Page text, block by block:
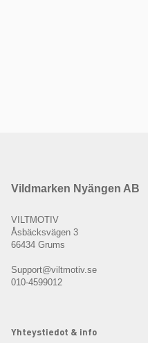
Vildmarken Nyängen AB
VILTMOTIV
Åsbäcksvägen 3
66434 Grums
Support@viltmotiv.se
010-4599012
Yhteystiedot & info